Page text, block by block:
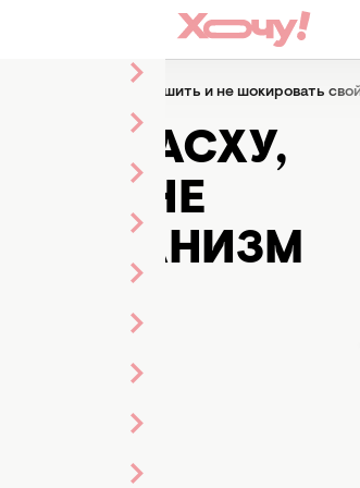
чтобы не нагрешить и не шокировать
НА ПАСХУ,
И НЕ
ОРГАНИЗМ